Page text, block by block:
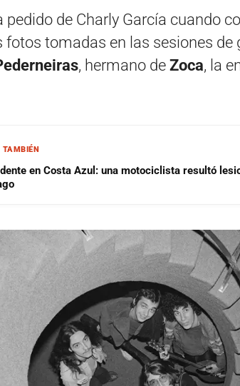
pedido de Charly García cuando
fotos tomadas en las sesiones de
, hermano de Zoca, la
TAMBIÉN
en Costa Azul: una motociclista resultó